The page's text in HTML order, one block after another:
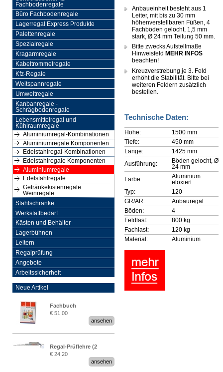
Fachbodenregale
Büro Fachbodenregale
Lagerregal Express Produkte
Palettenregale
Spezialregale
Kragarmregale
Kabeltrommelregale
Kfz-Regale
Weitspannregale
Umweltregale
Kanbanregale -
Schrägbodenregale
Lebensmittelregal und
Kühlraumregale
Aluminiumregal-Kombinationen
Aluminiumregale Komponenten
Edelstahlregal-Kombinationen
Edelstahlregale Komponenten
Aluminiumregale
Edelstahlregale
Getränkekistenregale
Weinregale
Stahlschränke
Werkstattbedarf
Kästen und Behälter
Lagerbühnen
Leitern
Regalprüfung
Angebote
Arbeitssicherheit
Neue Artikel
Fachbuch
„Regalprüfung nach DIN
€ 51,00
ansehen
Regal-Prüflehre (2
Stück)
€ 24,20
ansehen
Anbaueinheit besteht aus 1
Leiter, mit bis zu 30 mm
höhenverstellbaren Füßen, 4
Fachböden gelocht, 1,5 mm
stark, Ø 24 mm Teilung 50 mm.
Bitte zwecks Aufstellmaße
Hinweisfeld MEHR INFOS
beachten!
Kreuzverstrebung je 3. Feld
erhöht die Stabilität. Bitte bei
weiteren Feldern zusätzlich
bestellen.
Technische Daten:
Höhe:
1500 mm
Tiefe:
450 mm
Länge:
1425 mm
Ausführung:
Böden gelocht, Ø
24 mm
Farbe:
Aluminium
eloxiert
Typ:
120
GR/AR:
Anbauregal
Böden:
4
Feldlast:
800 kg
Fachlast:
120 kg
Material:
Aluminium